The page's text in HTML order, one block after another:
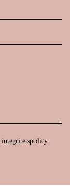
integritetspolicy